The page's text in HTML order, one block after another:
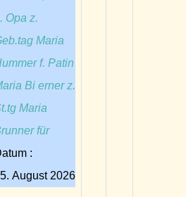
Opa z.
Maria
f. Patin
Bi erner z.
Maria
für
:
August 2026